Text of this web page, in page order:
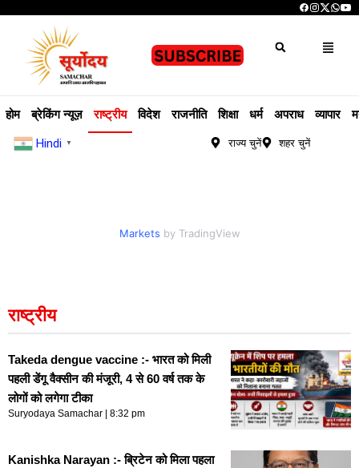
होम ब्रेकिंग न्यूज़ राष्ट्रीय विदेश राजनीति शिक्षा धर्म अपराध व्यापार
Hindi ▼ राज्य चुनें शहर चुनें
Markets by TradingView
राष्ट्रीय
Takeda dengue vaccine :- भारत को मिली
पहली डेंगू वैक्सीन की मंजूरी, 4 से 60 वर्ष तक के
लोगों को लगेगा टीका
Suryodaya Samachar 8:32 pm
Kanishka Narayan :- ब्रिटेन को मिला पहला